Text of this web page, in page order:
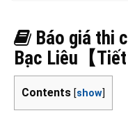
Báo giá thi
Bạc Liêu【Tiết
Contents [show]